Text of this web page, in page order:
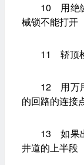
10 用绝缘
械锁不能打开
11 轿顶检
12 用万用
的回路的连接
13 如果出
井道的上半段